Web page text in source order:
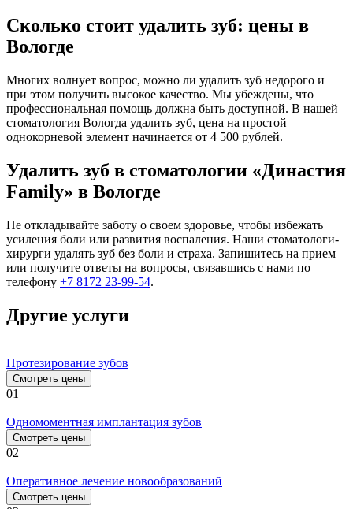
Сколько стоит удалить зуб: цены в
Вологде
Многих волнует вопрос, можно ли удалить зуб недорого и
при этом получить высокое качество. Мы убеждены, что
профессиональная помощь должна быть доступной. В нашей
стоматология Вологда удалить зуб, цена на простой
однокорневой элемент начинается от 4 500 рублей.
Удалить зуб в стоматологии «Династия
Family» в Вологде
Не откладывайте заботу о своем здоровье, чтобы избежать
усиления боли или развития воспаления. Наши стоматологи-
хирурги удалять зуб без боли и страха. Запишитесь на прием
или получите ответы на вопросы, связавшись с нами по
телефону +7 8172 23-99-54.
Другие услуги
Протезирование зубов
Смотреть цены
01
Одномоментная имплантация зубов
Смотреть цены
02
Оперативное лечение новообразований
Смотреть цены